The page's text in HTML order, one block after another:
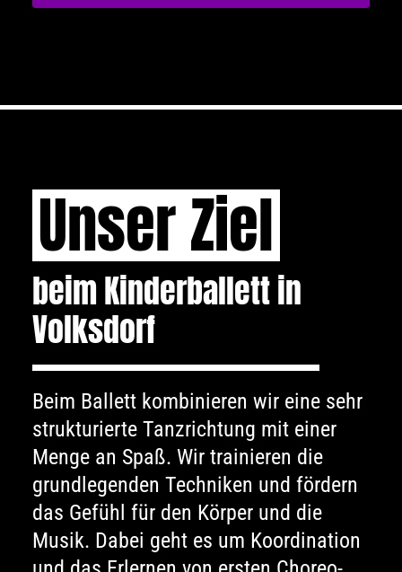
Unser Ziel
beim Kinderballett in
Volksdorf
Beim Ballett kombinieren wir eine sehr
strukturierte Tanz­richtung mit einer
Menge an Spaß. Wir trainieren die
grund­legenden Techniken und fördern
das Gefühl für den Körper und die
Musik. Dabei geht es um Koordination